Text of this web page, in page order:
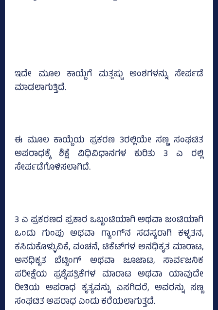
ಇದೇ ಮೂಲ ಕಾಯ್ದೆಗೆ ಮತ್ತಷ್ಟು ಅಂಶಗಳನ್ನು ಸೇರ್ಪಡೆ
ಮಾಡಲಾಗುತ್ತಿದೆ.
ಈ ಮೂಲ ಕಾಯ್ದೆಯ ಪ್ರಕರಣ 3ರಲ್ಲಿಯೇ ಸಣ್ಣ ಸಂಘಟಿತ
ಅಪರಾಧಕ್ಕೆ ಶಿಕ್ಷೆ ವಿಧಿವಿಧಾನಗಳ ಕುರಿತು 3 ಎ ರಲ್ಲಿ
ಸೇರ್ಪಡೆಗೊಳಿಸಲಾಗಿದೆ.
3 ಎ ಪ್ರಕರಣದ ಪ್ರಕಾರ ಒಬ್ಬಂಟಿಯಾಗಿ ಅಥವಾ ಜಂಟಿಯಾಗಿ
ಒಂದು ಗುಂಪು ಅಥವಾ ಗ್ಯಾಂಗ್‌ನ ಸದಸ್ಯರಾಗಿ ಕಳ್ಳತನ,
ಕಸಿದುಕೊಳ್ಳುವಿಕೆ, ವಂಚನೆ, ಟಿಕೆಟ್‌ಗಳ ಅನಧಿಕೃತ ಮಾರಾಟ,
ಅನಧಿಕೃತ ಬೆಟ್ಟಿಂಗ್ ಅಥವಾ ಜೂಜಾಟ, ಸಾರ್ವಜನಿಕ
ಪರೀಕ್ಷೆಯ ಪ್ರಶ್ನೆಪತ್ರಿಕೆಗಳ ಮಾರಾಟ ಅಥವಾ ಯಾವುದೇ
ರೀತಿಯ ಅಪರಾಧ ಕೃತ್ಯವನ್ನು ಎಸಗಿದರೆ, ಅವರನ್ನು ಸಣ್ಣ
ಸಂಘಟಿತ ಅಪರಾಧ ಎಂದು ಕರೆಯಲಾಗುತ್ತದೆ.